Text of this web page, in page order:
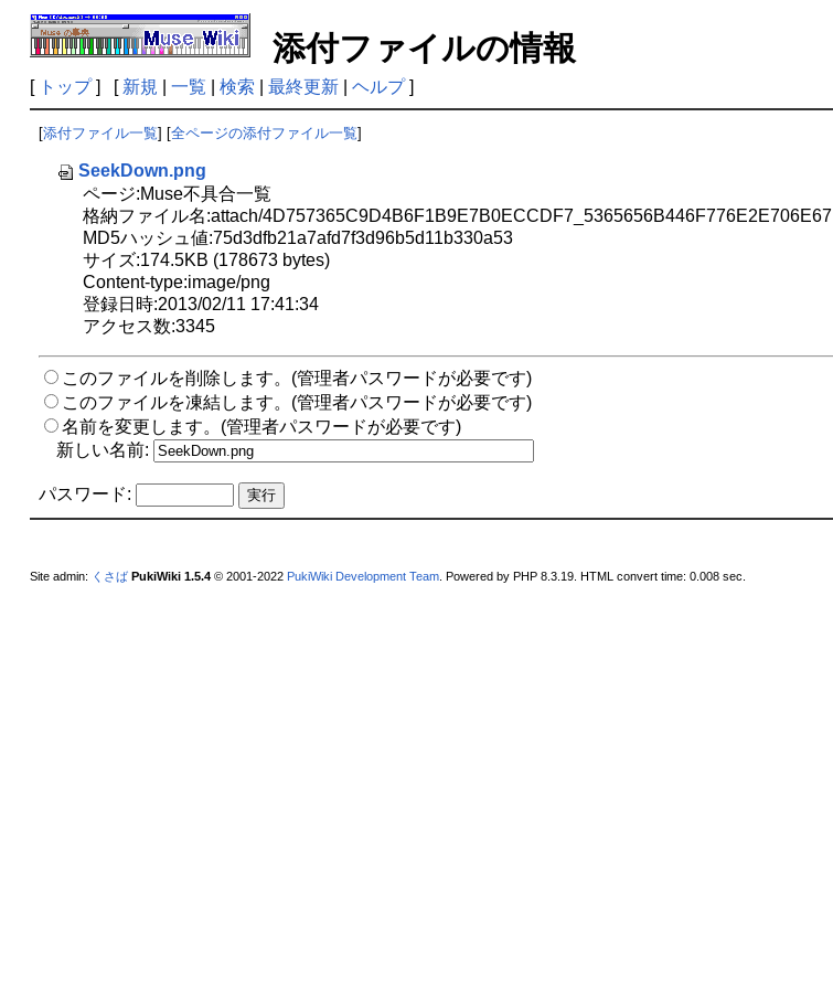
添付ファイルの情報
[ トップ] [ 新規 一覧 検索 最終更新| ヘルプ]
[添付ファイル一覧] [全ページの添付ファイル一覧]
SeekDown.png
ページ:Muse不具合一覧
格納ファイル名:attach/4D757365C9D4B6F1B9E7B0ECCDF7_5365656B446F776E2E706E67
MD5ハッシュ値:75d3dfb21a7afd7f3d96b5d11b330a53
サイズ:174.5KB (178673 bytes)
Content-type:image/png
登録日時:2013/02/11 17:41:34
アクセス数:3345
このファイルを削除します。(管理者パスワードが必要です)
このファイルを凍結します。(管理者パスワードが必要です)
名前を変更します。(管理者パスワードが必要です)
新しい名前:
パスワード:
Site admin: くさば PukiWiki 1.5.4© 2001-2022 PukiWiki Development Team. Powered by PHP 8.3.19. HTML convert time: 0.008 sec.